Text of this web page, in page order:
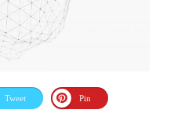
Tweet Pin